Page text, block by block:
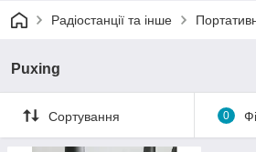
Радіостанції та інше
Puxing
Сортування 0